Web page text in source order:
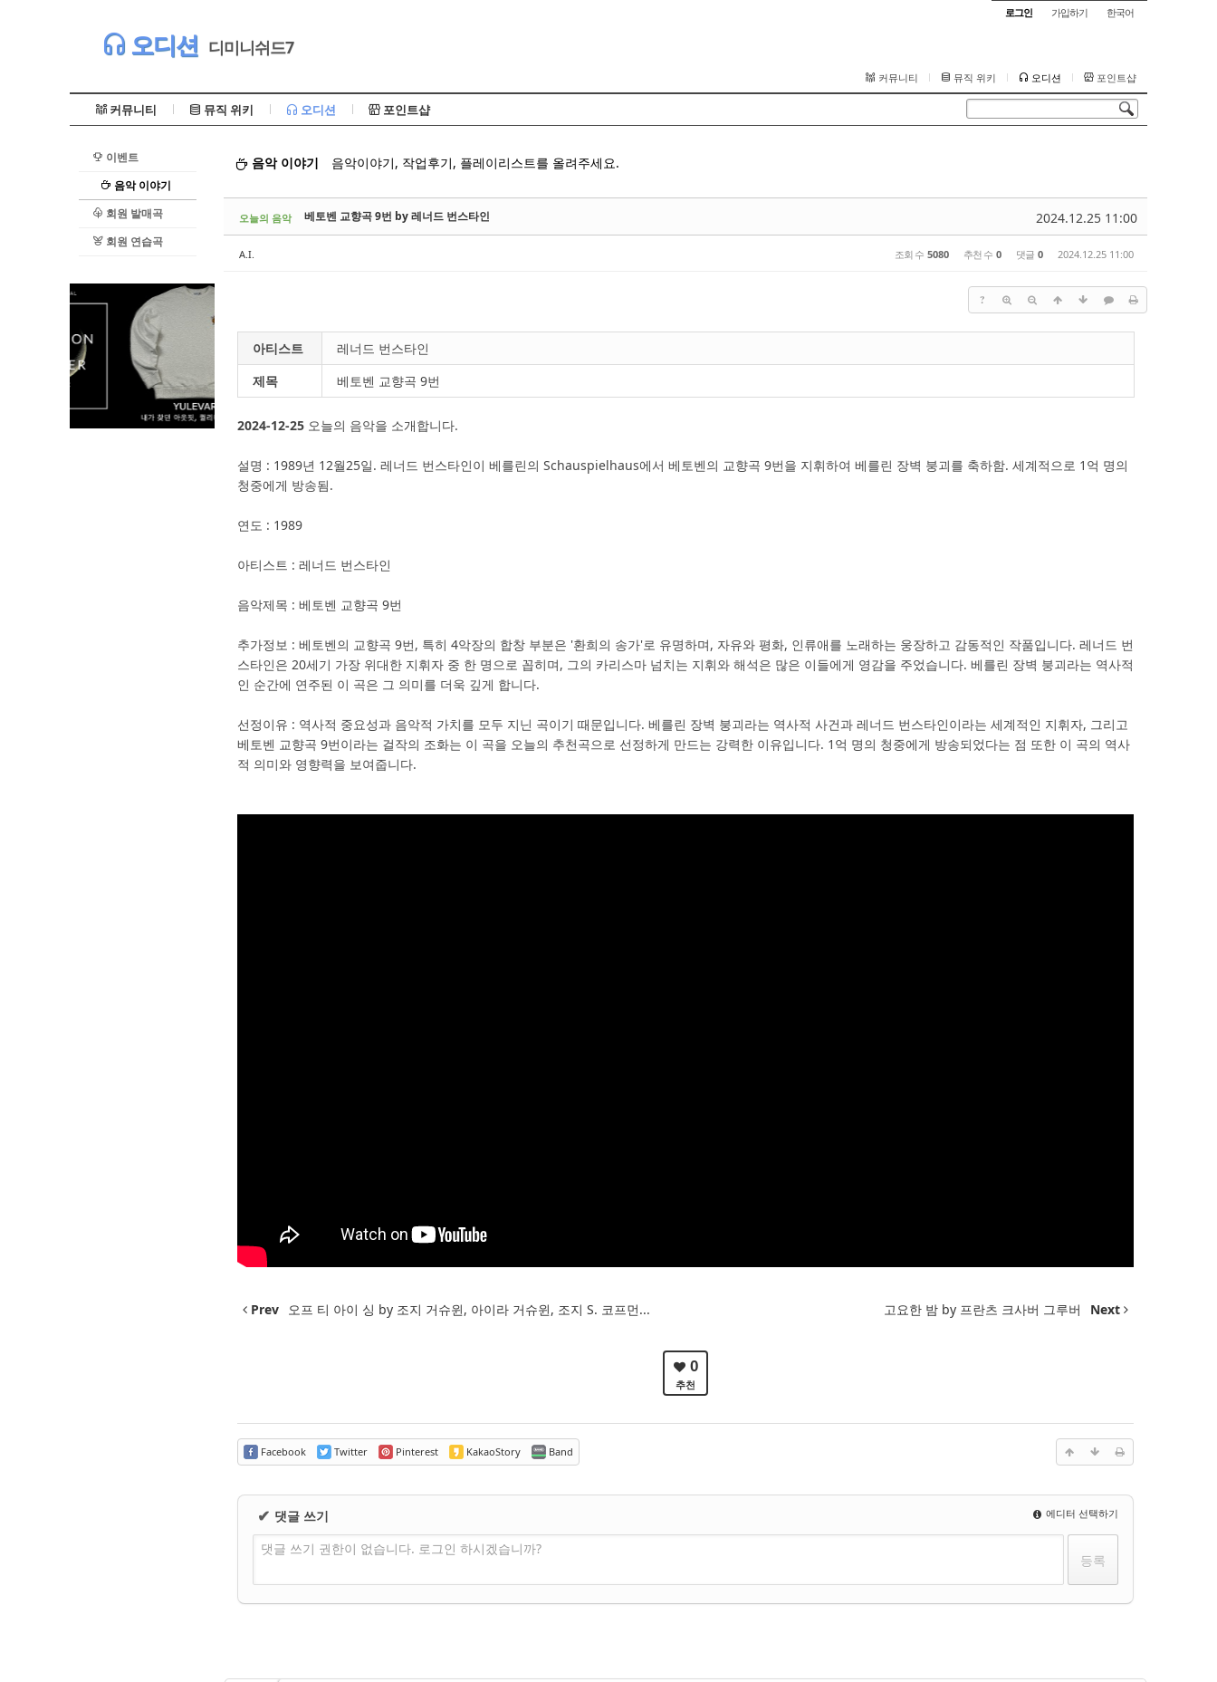
로그인 가입하기 한국어
오디션 디미니쉬드7
커뮤니티 뮤직 위키 오디션 포인트샵
커뮤니티 뮤직 위키 오디션 포인트샵
이벤트
음악 이야기
회원 발매곡
회원 연습곡
음악 이야기 음악이야기, 작업후기, 플레이리스트를 올려주세요.
오늘의 음악 2024.12.25 11:00
베토벤 교향곡 9번 by 레너드 번스타인
A.I. 조회 수 5080 추천 수 0 댓글 0 2024.12.25 11:00
?
아티스트
레너드 번스타인
제목
베토벤 교향곡 9번
2024-12-25 오늘의 음악을 소개합니다.
설명 : 1989년 12월25일. 레너드 번스타인이 베를린의 Schauspielhaus에서 베토벤의 교향곡 9번을 지휘하여 베를린 장벽 붕괴를 축하함. 세계적으로 1억 명의
청중에게 방송됨.
연도 : 1989
아티스트 : 레너드 번스타인
음악제목 : 베토벤 교향곡 9번
추가정보 : 베토벤의 교향곡 9번, 특히 4악장의 합창 부분은 '환희의 송가'로 유명하며, 자유와 평화, 인류애를 노래하는 웅장하고 감동적인 작품입니다. 레너드 번
스타인은 20세기 가장 위대한 지휘자 중 한 명으로 꼽히며, 그의 카리스마 넘치는 지휘와 해석은 많은 이들에게 영감을 주었습니다. 베를린 장벽 붕괴라는 역사적
인 순간에 연주된 이 곡은 그 의미를 더욱 깊게 합니다.
선정이유 : 역사적 중요성과 음악적 가치를 모두 지닌 곡이기 때문입니다. 베를린 장벽 붕괴라는 역사적 사건과 레너드 번스타인이라는 세계적인 지휘자, 그리고
베토벤 교향곡 9번이라는 걸작의 조화는 이 곡을 오늘의 추천곡으로 선정하게 만드는 강력한 이유입니다. 1억 명의 청중에게 방송되었다는 점 또한 이 곡의 역사
적 의미와 영향력을 보여줍니다.
Prev 오프 티 아이 싱 by 조지 거슈윈, 아이라 거슈윈, 조지 S. 코프먼... 고요한 밤 by 프란츠 크사버 그루버 Next
0
추천
Facebook Twitter Pinterest KakaoStory Band
✔ 댓글 쓰기 에디터 선택하기
댓글 쓰기 권한이 없습니다. 로그인 하시겠습니까?
Sketchbook5, 스케치북5
Sketchbook5, 스케치북5